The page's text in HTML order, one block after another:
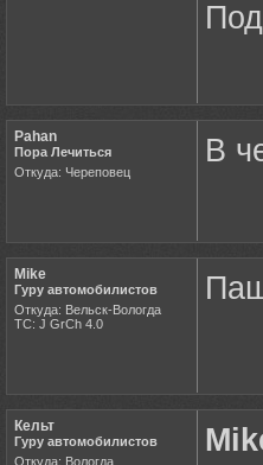
Pahan
Пора Лечиться
Откуда: Череповец
В
Mike
Гуру автомобилистов
Откуда: Вельск-Вологда
ТС: J GrCh 4.0
Кельт
Гуру автомобилистов
Откуда: Вологда